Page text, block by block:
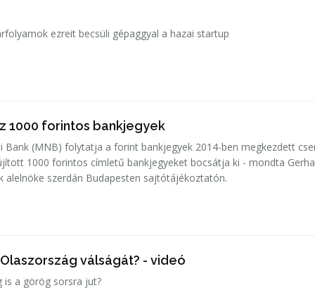
ezreit becsüli gépaggyal a hazai startup
1000 forintos bankjegyek
Bank (MNB) folytatja a forint bankjegyek 2014-ben megkezdett
1000 forintos címletű bankjegyeket bocsátja ki - mondta
alelnöke szerdán Budapesten sajtótájékoztatón.
válságát? - videó
is a görög sorsra jut?